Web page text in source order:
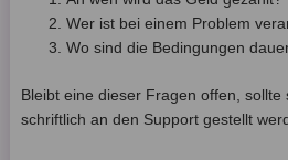
Wer ist bei einem Problem
Wo sind die Bedingungen
Bleibt eine dieser Fragen offen, sollte
schriftlich an den Support gestellt